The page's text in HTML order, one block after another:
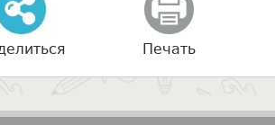
Печать